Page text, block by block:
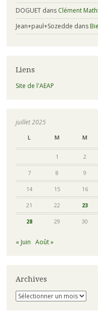
DOGUETdans Clément
Jean+paul+Sozedde dans
Liens
Site de l'AEAP
juillet 2025
L M M
1 2
7 8 9
14 15 16
21 22 23
28 29 30
« Juin Août »
Archives
Archives